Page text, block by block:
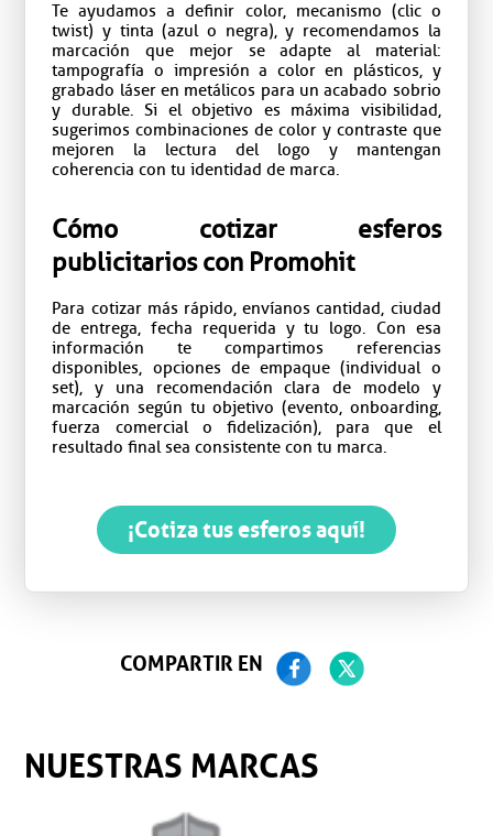
Te ayudamos a definir color, mecanismo (clic o
twist) y tinta (azul o negra), y recomendamos la
marcación que mejor se adapte al material:
tampografía o impresión a color en plásticos, y
grabado láser en metálicos para un acabado sobrio
y durable. Si el objetivo es máxima visibilidad,
sugerimos combinaciones de color y contraste que
mejoren la lectura del logo y mantengan
coherencia con tu identidad de marca.
Cómo cotizar esferos
publicitarios con Promohit
Para cotizar más rápido, envíanos cantidad, ciudad
de entrega, fecha requerida y tu logo. Con esa
información te compartimos referencias
disponibles, opciones de empaque (individual o
set), y una recomendación clara de modelo y
marcación según tu objetivo (evento, onboarding,
fuerza comercial o fidelización), para que el
resultado final sea consistente con tu marca.
¡Cotiza tus esferos aquí!
COMPARTIR EN
NUESTRAS MARCAS